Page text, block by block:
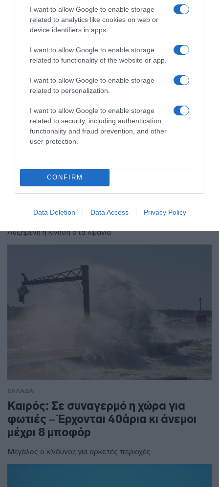
I want to allow Google to enable storage
related to analytics like cookies on web or
device identifiers in apps.
I want to allow Google to enable storage
related to functionality of the website or app.
I want to allow Google to enable storage
related to personalization.
I want to allow Google to enable storage
related to security, including authentication
functionality and fraud prevention, and other
user protection.
CONFIRM
Data Deletion Data Access Privacy Policy
Συνελήφθη ο δράστης
ΕΛΛΑΔΑ
Γεμάτα πλοία και ΚΤΕΛ ενόψει
η έξοδος του Αυγούστου
Αυξημένη η κίνηση στα λιμάνια
ΕΛΛΑΔΑ
Καιρός: Σε συναγερμό η χώρα για
φωτιές – Έρχονται 40άρια κι άνεμοι
μέχρι 8 μποφόρ
Μεγάλος ο κίνδυνος για αρκετές περιοχές